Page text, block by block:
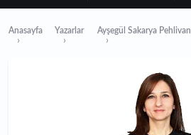
Anasayfa Yazarlar Ayşegül Sakarya Pehlivan